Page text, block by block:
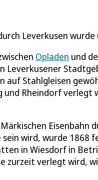
Leverkusen
Opladen und
Stahlgleisen
Rheindorf verlegt
Eisenbahn
wird, wurde 1868
in Wiesdorf in
zurzeit verlegt wird,